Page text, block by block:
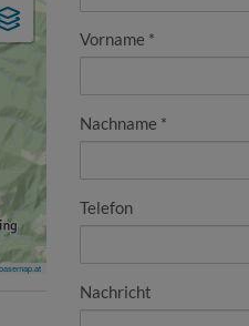
basemap.at
Vorname
Nachname
Telefon
Nachricht